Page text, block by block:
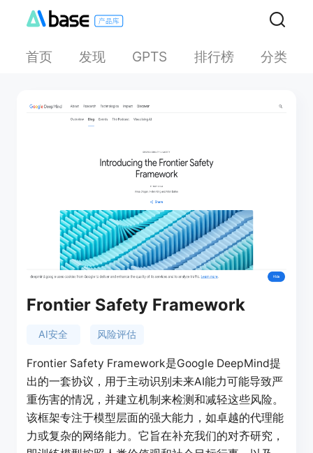
首页 发现 GPTS 排行榜 分类
Frontier Safety Framework
AI安全 风险评估
Frontier Safety Framework是Google DeepMind提
出的一套协议，用于主动识别未来AI能力可能导致严
重伤害的情况，并建立机制来检测和减轻这些风险。
该框架专注于模型层面的强大能力，如卓越的代理能
力或复杂的网络能力。它旨在补充我们的对齐研究，